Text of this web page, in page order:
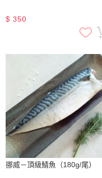
$ 350
挪威－頂級鯖魚（180g/尾）